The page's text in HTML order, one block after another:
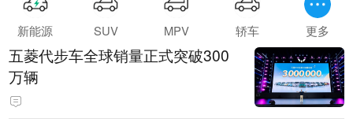
新能源 SUV MPV 轿车 更多
五菱代步车全球销量正式突破300
万辆